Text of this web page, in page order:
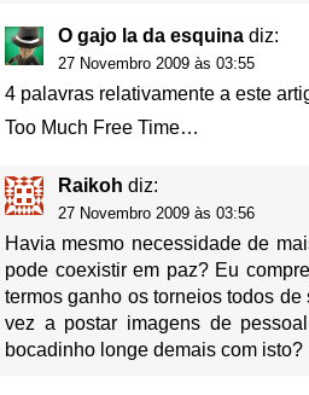
O gajo la da esquina diz:
27 Novembro 2009 às 03:55
4 palavras relativamente a este
Too Much Free Time…
Raikoh diz:
27 Novembro 2009 às 03:56
Havia mesmo necessidade de
pode coexistir em paz? Eu
termos ganho os torneios todos
vez a postar imagens de
bocadinho longe demais com isto?